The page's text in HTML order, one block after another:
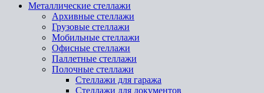
Металлические стеллажи
Архивные стеллажи
Грузовые стеллажи
Мобильные стеллажи
Офисные стеллажи
Паллетные стеллажи
Полочные стеллажи
Стеллажи для гаража
Стеллажи для документов